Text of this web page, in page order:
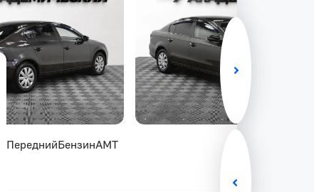
ПереднийБензинAMT